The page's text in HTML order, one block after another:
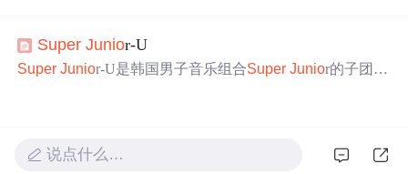
acOS系统，无需编程基础，提供中文教程与实时反馈。作
为浏览器端辅助工具，适用于R/S/A/B等级座位选择，并直
Super Junior-U
Super Junior-U是韩国男子音乐组合Super Junior的子团
说点什么…